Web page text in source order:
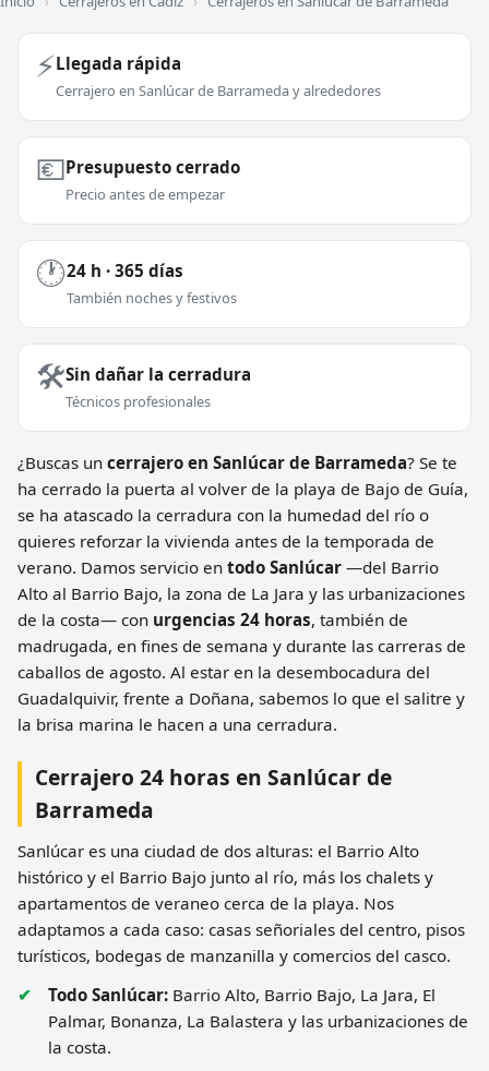
⚡Llegada rápida
Cerrajero en Sanlúcar de Barrameda y alrededores
💶Presupuesto cerrado
Precio antes de empezar
🕐24 h · 365 días
También noches y festivos
🛠️Sin dañar la cerradura
Técnicos profesionales
¿Buscas un cerrajero en Sanlúcar de Barrameda? Se te
ha cerrado la puerta al volver de la playa de Bajo de Guía,
se ha atascado la cerradura con la humedad del río o
quieres reforzar la vivienda antes de la temporada de
verano. Damos servicio en todo Sanlúcar —del Barrio
Alto al Barrio Bajo, la zona de La Jara y las urbanizaciones
de la costa— con urgencias 24 horas, también de
madrugada, en fines de semana y durante las carreras de
caballos de agosto. Al estar en la desembocadura del
Guadalquivir, frente a Doñana, sabemos lo que el salitre y
la brisa marina le hacen a una cerradura.
Cerrajero 24 horas en Sanlúcar de
Barrameda
Sanlúcar es una ciudad de dos alturas: el Barrio Alto
histórico y el Barrio Bajo junto al río, más los chalets y
apartamentos de veraneo cerca de la playa. Nos
adaptamos a cada caso: casas señoriales del centro, pisos
turísticos, bodegas de manzanilla y comercios del casco.
Todo Sanlúcar: Barrio Alto, Barrio Bajo, La Jara, El
Palmar, Bonanza, La Balastera y las urbanizaciones de
la costa.